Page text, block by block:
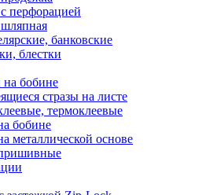
перфорацией
банковские
блестки
бобине
стразы на листе
термоклеевые
бобине
металлической основе